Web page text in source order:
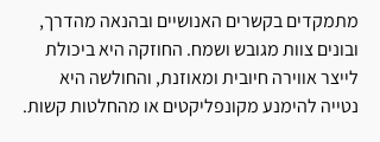
מתמקדים בקשרים האנושיים ובהנאה מהדרך,
ובונים צוות מגובש ושמח. החוזקה היא ביכולת
לייצר אווירה חיובית ומאוזנת, והחולשה היא
נטייה להימנע מקונפליקטים או מהחלטות קשות.